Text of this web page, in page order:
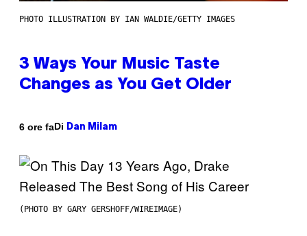
PHOTO ILLUSTRATION BY IAN WALDIE/GETTY IMAGES
3 Ways Your Music Taste
Changes as You Get Older
6 ore faDi Dan Milam
(PHOTO BY GARY GERSHOFF/WIREIMAGE)